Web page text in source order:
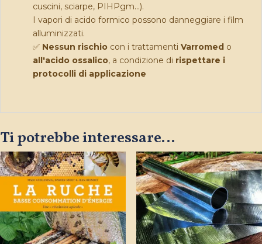
cuscini, sciarpe, PIHPgm…).
I vapori di acido formico possono danneggiare i film
alluminizzati.
✅ Nessun rischio con i trattamenti Varromed o
all'acido ossalico, a condizione di rispettare i
protocolli di applicazione
Ti potrebbe interessare…